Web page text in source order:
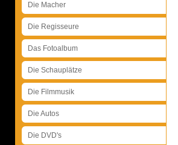
Die Macher
Die Regisseure
Das Fotoalbum
Die Schauplätze
Die Filmmusik
Die Autos
Die DVD's